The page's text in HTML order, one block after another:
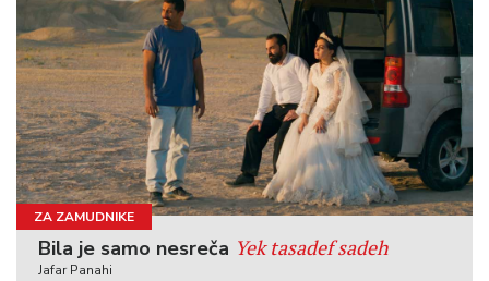
ZA ZAMUDNIKE
Bila je samo nesreča Yek tasadef sadeh
Jafar Panahi